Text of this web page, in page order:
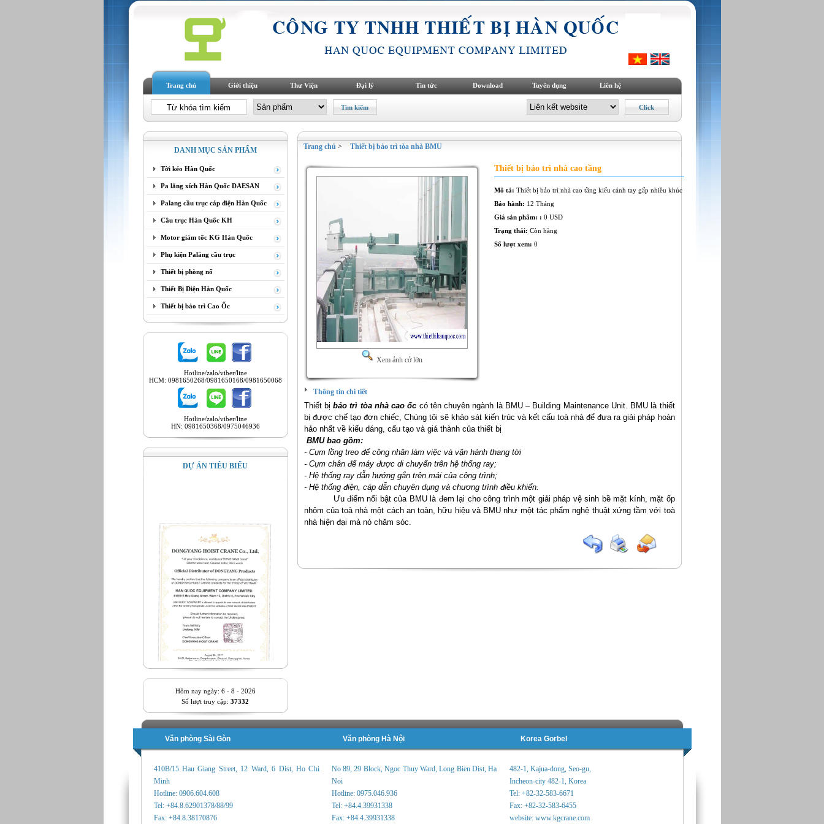
Trang chủ Giới thiệu Thư Viện Đại lý Tin tức Download Tuyển dụng Liên hệ
DANH MỤC SẢN PHẨM
Tời kéo Hàn Quốc
Pa lăng xích Hàn Quốc DAESAN
Palang cầu trục cáp điện Hàn Quốc
Cầu trục Hàn Quốc KH
Motor giảm tốc KG Hàn Quốc
Phụ kiện Palăng cầu trục
Thiết bị phòng nổ
Thiết Bị Điện Hàn Quốc
Thiết bị bảo trì Cao Ốc
Hotline/zalo/viber/line
HCM: 0981650268/0981650168/0981650068
Hotline/zalo/viber/line
HN: 0981650368/0975046936
DỰ ÁN TIÊU BIỂU
Hôm nay ngày: 6 - 8 - 2026
Số lượt truy cập: 37332
Trang chủ> Thiết bị bảo trì tòa nhà BMU
Xem ảnh cở lớn
Thiết bị bảo trì nhà cao tầng
Mô tả: Thiết bị bảo trì nhà cao tầng kiểu cánh tay gấp nhiều khúc
Bảo hành: 12 Tháng
Giá sản phẩm: : 0 USD
Trạng thái: Còn hàng
Số lượt xem: 0
Thông tin chi tiết
Thiết bị bảo trì tòa nhà cao ốc có tên chuyên ngành là BMU – Building Maintenance Unit. BMU là thiết
bị được chế tạo đơn chiếc, Chúng tôi sẽ khảo sát kiến trúc và kết cấu toà nhà để đưa ra giải pháp hoàn
hảo nhất về kiểu dáng, cấu tạo và giá thành của thiết bị
BMU bao gồm:
- Cụm lồng treo để công nhân làm việc và vận hành thang tời
- Cụm chân đế máy được di chuyển trên hệ thống ray;
- Hệ thống ray dẫn hướng gắn trên mái của công trình;
- Hệ thống điện, cáp dẫn chuyên dụng và chương trình điều khiển.
Ưu điểm nổi bật của BMU là đem lại cho công trình một giải pháp vệ sinh bề mặt kính, mặt ốp
nhôm của toà nhà một cách an toàn, hữu hiệu và BMU như một tác phẩm nghệ thuật xứng tầm với toà
nhà hiện đại mà nó chăm sóc.
Văn phòng Sài Gòn Văn phòng Hà Nội Korea Gorbel
410B/15 Hau Giang Street, 12 Ward, 6 Dist, Ho Chi
Minh
Hotline: 0906.604.608
Tel: +84.8.62901378/88/99
Fax: +84.8.38170876
No 89, 29 Block, Ngoc Thuy Ward, Long Bien Dist, Ha
Noi
Hotline: 0975.046.936
Tel: +84.4.39931338
Fax: +84.4.39931338
482-1, Kajua-dong, Seo-gu,
Incheon-city 482-1, Korea
Tel: +82-32-583-6671
Fax: +82-32-583-6455
website: www.kgcrane.com